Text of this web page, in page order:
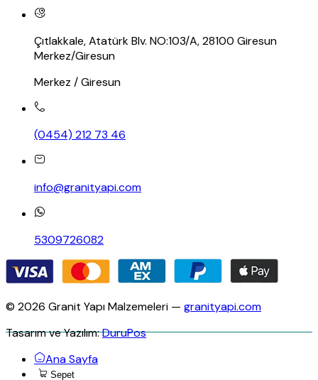
Çıtlakkale, Atatürk Blv. NO:103/A, 28100 Giresun
Merkez/Giresun
Merkez / Giresun
(0454) 212 73 46
info@granityapi.com
5309726082
© 2026 Granit Yapı Malzemeleri — granityapi.com
Tasarım ve Yazılım:DuruPos
Ana Sayfa
Sepet